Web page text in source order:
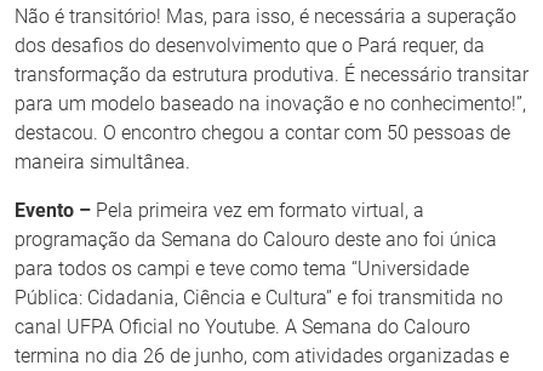
Não é transitório! Mas, para isso, é necessária a superação
dos desafios do desenvolvimento que o Pará requer, da
transformação da estrutura produtiva. É necessário transitar
para um modelo baseado na inovação e no conhecimento!”,
destacou. O encontro chegou a contar com 50 pessoas de
maneira simultânea.
Evento – Pela primeira vez em formato virtual, a
programação da Semana do Calouro deste ano foi única
para todos os campi e teve como tema “Universidade
Pública: Cidadania, Ciência e Cultura” e foi transmitida no
canal UFPA Oficial no Youtube. A Semana do Calouro
termina no dia 26 de junho, com atividades organizadas e